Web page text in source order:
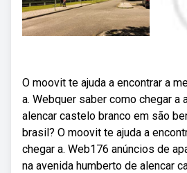
O moovit te ajuda a encontrar a
a. Webquer saber como chegar a
alencar castelo branco em são
brasil? O moovit te ajuda a
chegar a. Web176 anúncios de
na avenida humberto de alencar